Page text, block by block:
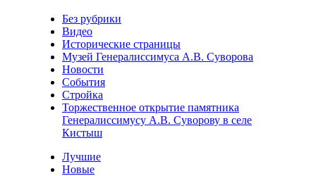
Без рубрики
Видео
Исторические страницы
Музей Генералиссимуса А.В. Суворова
Новости
События
Стройка
Торжественное открытие памятника
Генералиссимусу А.В. Суворову в селе
Кистыш
Лучшие
Новые